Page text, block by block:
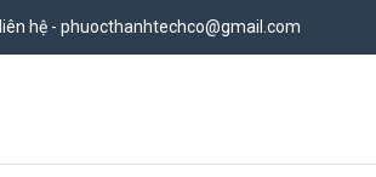
hệ - phuocthanhtechco@gmail.com